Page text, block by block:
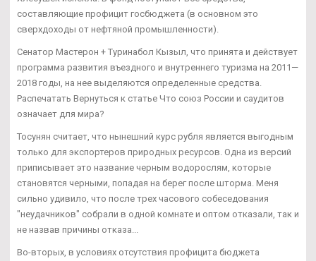
составляющие профицит госбюджета (в основном это
сверхдоходы от нефтяной промышленности).
Сенатор Мастерон + Туринабол Кызыл, что принята и действует
программа развития въездного и внутреннего туризма на 2011—
2018 годы, на нее выделяются определенные средства.
Распечатать Вернуться к статье Что союз России и саудитов
означает для мира?
Тосунян считает, что нынешний курс рубля является выгодным
только для экспортеров природных ресурсов. Одна из версий
приписывает это название черным водорослям, которые
становятся черными, попадая на берег после шторма. Меня
сильно удивило, что после трех часового собеседования
"неудачников" собрали в одной комнате и оптом отказали, так и
не назвав причины отказа...
Во-вторых, в условиях отсутствия профицита бюджета